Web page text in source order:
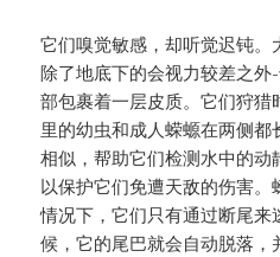
它们嗅觉敏感，却听觉迟钝。
除了地底下的会视力较差之
部包裹着一层皮质。它们狩猎
里的幼虫和成人蝾螈在两侧
相似，帮助它们检测水中的动
以保护它们免遭天敌的伤害。
情况下，它们只有通过断尾来
候，它的尾巴就会自动脱落，